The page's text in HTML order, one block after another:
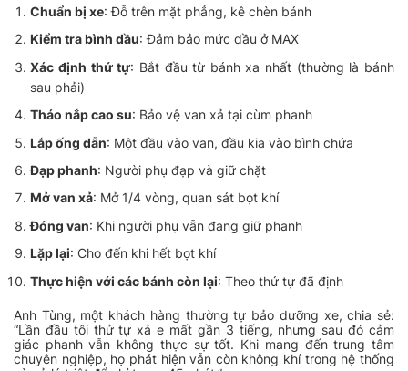
Chuẩn bị xe: Đỗ trên mặt phẳng, kê chèn bánh
Kiểm tra bình dầu: Đảm bảo mức dầu ở MAX
Xác định thứ tự: Bắt đầu từ bánh xa nhất (thường là bánh
sau phải)
Tháo nắp cao su: Bảo vệ van xả tại cùm phanh
Lắp ống dẫn: Một đầu vào van, đầu kia vào bình chứa
Đạp phanh: Người phụ đạp và giữ chặt
Mở van xả: Mở 1/4 vòng, quan sát bọt khí
Đóng van: Khi người phụ vẫn đang giữ phanh
Lặp lại: Cho đến khi hết bọt khí
Thực hiện với các bánh còn lại: Theo thứ tự đã định
Anh Tùng, một khách hàng thường tự bảo dưỡng xe, chia sẻ:
“Lần đầu tôi thử tự xả e mất gần 3 tiếng, nhưng sau đó cảm
giác phanh vẫn không thực sự tốt. Khi mang đến trung tâm
chuyên nghiệp, họ phát hiện vẫn còn không khí trong hệ thống